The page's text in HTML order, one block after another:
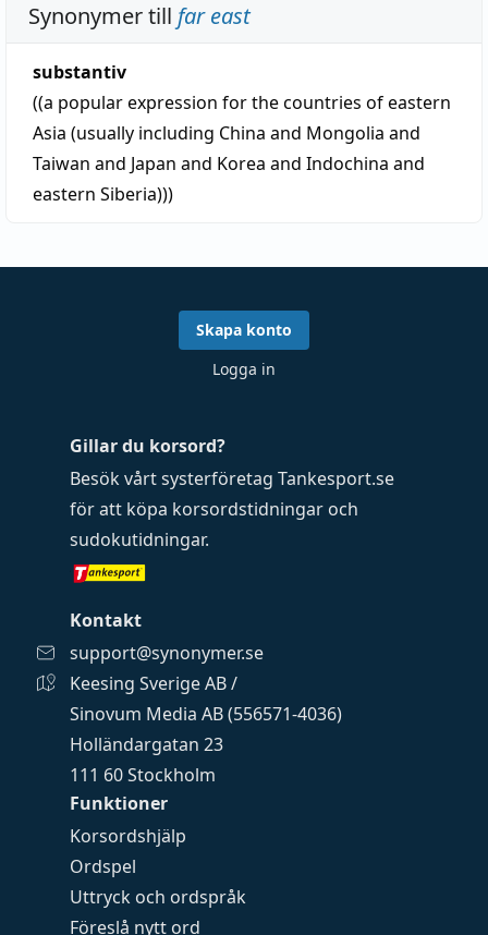
Synonymer till far east
substantiv
((a popular expression for the countries of eastern
Asia (usually including China and Mongolia and
Taiwan and Japan and Korea and Indochina and
eastern Siberia)))
Funktioner
Korsordshjälp
Ordspel
Uttryck och ordspråk
Föreslå nytt ord
Gillar du korsord?
Besök vårt systerföretag Tankesport.se
för att köpa korsordstidningar och
sudokutidningar.
Kontakt
support@synonymer.se
Keesing Sverige AB /
Sinovum Media AB (556571-4036)
Holländargatan 23
111 60 Stockholm
Skapa konto
Logga in